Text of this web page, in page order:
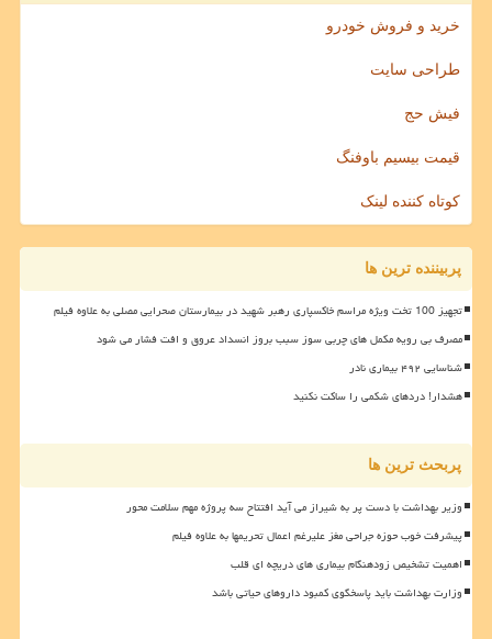
خرید و فروش خودرو
طراحی سایت
فیش حج
قیمت بیسیم باوفنگ
کوتاه کننده لینک
پربیننده ترین ها
تجهیز 100 تخت ویژه مراسم خاکسپاری رهبر شهید در بیمارستان صحرایی مصلی به علاوه فیلم
مصرف بی رویه مکمل های چربی سوز سبب بروز انسداد عروق و افت فشار می شود
شناسایی ۴۹۲ بیماری نادر
هشدار! دردهای شکمی را ساکت نکنید
پربحث ترین ها
وزیر بهداشت با دست پر به شیراز می آید افتتاح سه پروژه مهم سلامت محور
پیشرفت خوب حوزه جراحی مغز علیرغم اعمال تحریمها به علاوه فیلم
اهمیت تشخیص زودهنگام بیماری های دریچه ای قلب
وزارت بهداشت باید پاسخگوی کمبود داروهای حیاتی باشد